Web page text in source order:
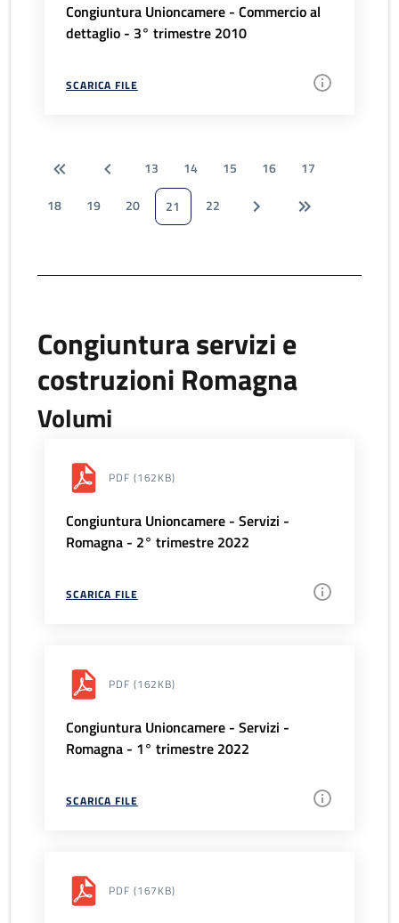
Congiuntura Unioncamere - Commercio al
dettaglio - 3° trimestre 2010
SCARICA FILE
13 14 15 16
17
18
19 20 21 22
Congiuntura servizi e
costruzioni Romagna
Volumi
PDF (162KB)
Congiuntura Unioncamere - Servizi -
Romagna - 2° trimestre 2022
SCARICA FILE
PDF (162KB)
Congiuntura Unioncamere - Servizi -
Romagna - 1° trimestre 2022
SCARICA FILE
PDF (167KB)